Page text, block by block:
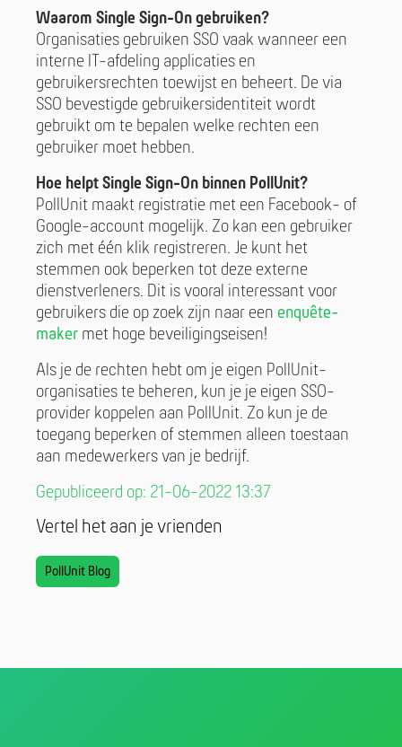
Waarom Single Sign-On gebruiken?
Organisaties gebruiken SSO vaak wanneer een
interne IT-afdeling applicaties en
gebruikersrechten toewijst en beheert. De via
SSO bevestigde gebruikersidentiteit wordt
gebruikt om te bepalen welke rechten een
gebruiker moet hebben.
Hoe helpt Single Sign-On binnen PollUnit?
PollUnit maakt registratie met een Facebook- of
Google-account mogelijk. Zo kan een gebruiker
zich met één klik registreren. Je kunt het
stemmen ook beperken tot deze externe
dienstverleners. Dit is vooral interessant voor
gebruikers die op zoek zijn naar een enquête-
maker met hoge beveiligingseisen!
Als je de rechten hebt om je eigen PollUnit-
organisaties te beheren, kun je je eigen SSO-
provider koppelen aan PollUnit. Zo kun je de
toegang beperken of stemmen alleen toestaan
aan medewerkers van je bedrijf.
Gepubliceerd op: 21-06-2022 13:37
Vertel het aan je vrienden
PollUnit Blog